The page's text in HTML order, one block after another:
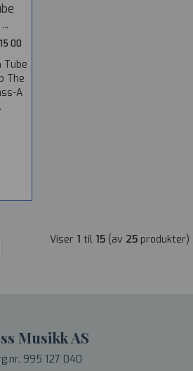
00
Tube
The
A
Viser 1 til 15 (av 25 produkter)
Musikk AS
995 127 040